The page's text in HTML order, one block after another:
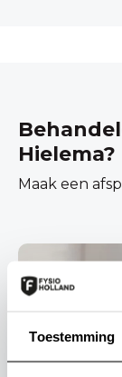
Toestemming
Hielema?
Maak een